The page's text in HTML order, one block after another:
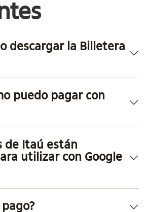
descargar la Billetera
puedo pagar con
de Itaú están
utilizar con Google